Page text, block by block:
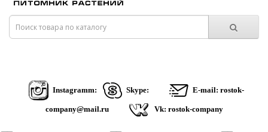
Instagramm: Skype: E-mail: rostok-
company@mail.ru Vk: rostok-company